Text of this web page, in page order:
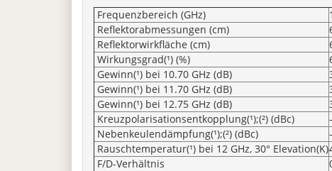
Frequenzbereich (GHz)
Reflektorabmessungen (cm)
Reflektorwirkfläche (cm)
Wirkungsgrad(¹) (%)
Gewinn(¹) bei 10.70 GHz (dB)
Gewinn(¹) bei 11.70 GHz (dB)
Gewinn(¹) bei 12.75 GHz (dB)
Kreuzpolarisationsentkopplung(¹);(²) (dBc)
Nebenkeulendämpfung(¹);(²) (dBc)
Rauschtemperatur(¹) bei 12 GHz, 30° Elevation(K)
F/D-Verhältnis